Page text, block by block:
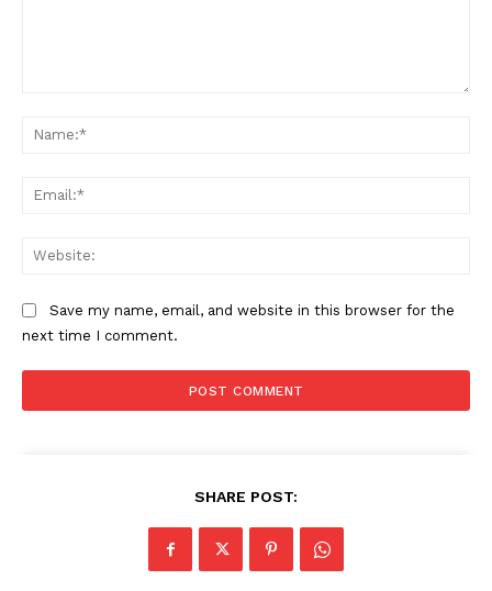
Save my name, email, and website in this browser for the
next time I comment.
SHARE POST: